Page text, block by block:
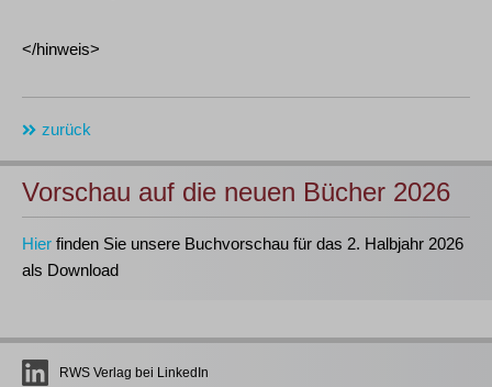
</hinweis>
zurück
Vorschau auf die neuen Bücher 2026
Hier finden Sie unsere Buchvorschau für das 2. Halbjahr 2026
als Download
RWS Verlag bei LinkedIn